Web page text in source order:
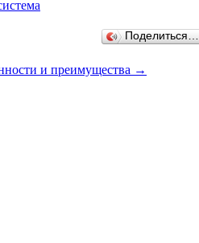
Поделиться…
и преимущества →